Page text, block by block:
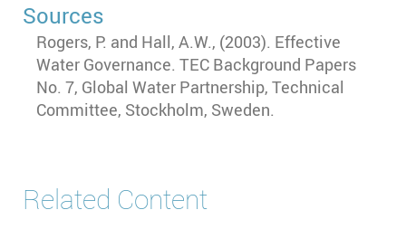
Sources
Rogers, P. and Hall, A.W., (2003). Effective
Water Governance. TEC Background Papers
No. 7, Global Water Partnership, Technical
Committee, Stockholm, Sweden.
Related Content